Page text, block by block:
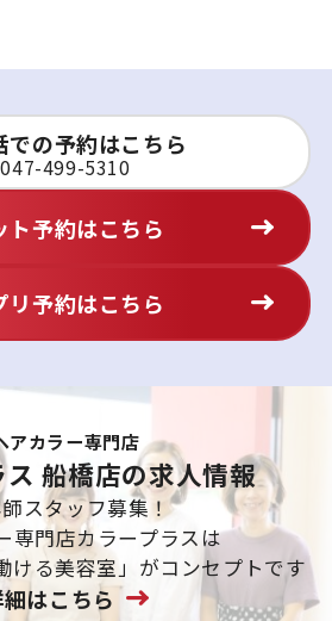
での予約はこちら
047-499-5310
ト予約はこちら
リ予約はこちら
アカラー専門店
船橋店の求人情報
スタッフ募集！
専門店カラープラスは
ける美容室」がコンセプトです
はこちら